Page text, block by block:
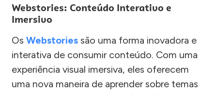
Webstories: Conteúdo Interativo e
Imersivo
Os Webstories são uma forma inovadora e
interativa de consumir conteúdo. Com uma
experiência visual imersiva, eles oferecem
uma nova maneira de aprender sobre temas